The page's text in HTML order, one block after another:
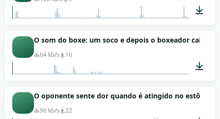
00:06
O som do boxe: um soco e depois o boxeador cai do
64 kb/s 16
00:03
O oponente sente dor quando é atingido no estômago
96 kb/s 22